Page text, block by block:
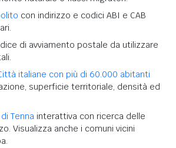
con indirizzo e codici ABI e CAB
di avviamento postale da utilizzare
italiane con più di 60.000 abitanti
superficie territoriale, densità ed
Tenna interattiva con ricerca delle
Visualizza anche i comuni vicini